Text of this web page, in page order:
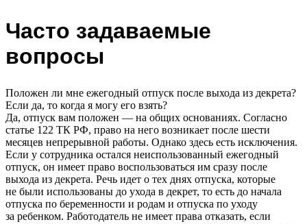
Часто задаваемые
вопросы
Положен ли мне ежегодный отпуск после выхода из декрета?
Если да, то когда я могу его взять?
Да, отпуск вам положен — на общих основаниях. Согласно
статье 122 ТК РФ, право на него возникает после шести
месяцев непрерывной работы. Однако здесь есть исключения.
Если у сотрудника остался неиспользованный ежегодный
отпуск, он имеет право воспользоваться им сразу после
выхода из декрета. Речь идет о тех днях отпуска, которые
не были использованы до ухода в декрет, то есть до начала
отпуска по беременности и родам и отпуска по уходу
за ребенком. Работодатель не имеет права отказать, если